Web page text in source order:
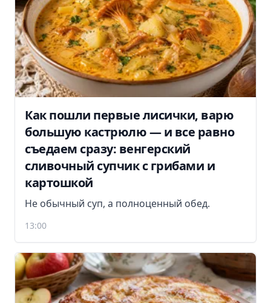
Как пошли первые лисички, варю
большую кастрюлю — и все равно
съедаем сразу: венгерский
сливочный супчик с грибами и
картошкой
Не обычный суп, а полноценный обед.
13:00